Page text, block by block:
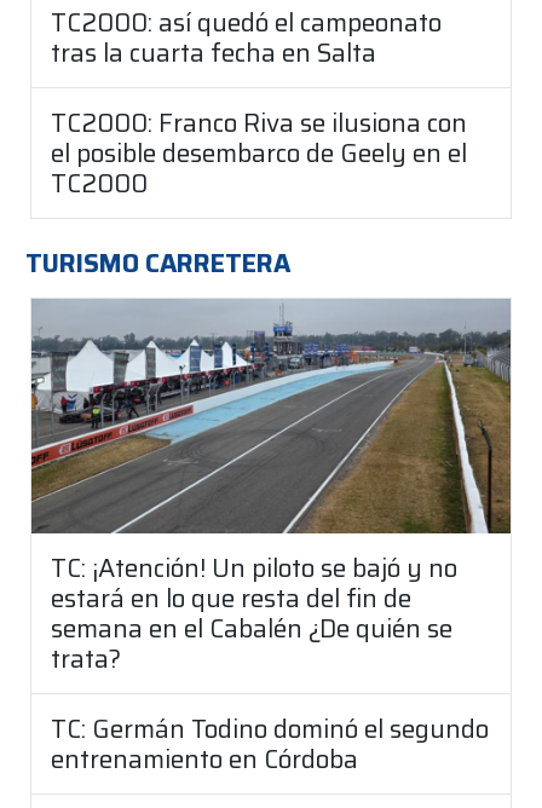
TC2000: así quedó el campeonato
tras la cuarta fecha en Salta
TC2000: Franco Riva se ilusiona con
el posible desembarco de Geely en el
TC2000
TURISMO CARRETERA
TC: ¡Atención! Un piloto se bajó y no
estará en lo que resta del fin de
semana en el Cabalén ¿De quién se
trata?
TC: Germán Todino dominó el segundo
entrenamiento en Córdoba